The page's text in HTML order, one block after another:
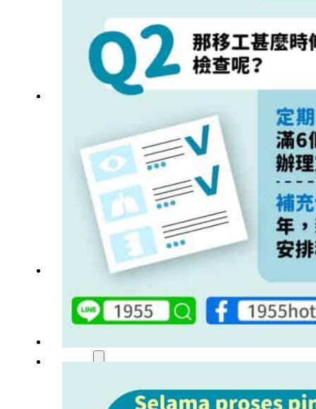
外籍移工文章專區
傳統產業文章專區
外籍看護文章專區
懶人包｜廢棄物處理與回收業
機構看護
資源回收業移工
製造業移工
白領專業移工
農業移工
營造業移工
餐飲旅宿-實習生專區
巴氏量表是什麼?
多元免評
關於我們
案例分享